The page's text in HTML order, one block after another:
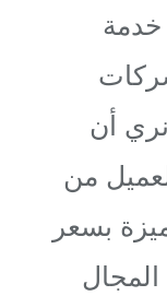
أن
من
بسعر